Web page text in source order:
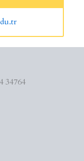
34764